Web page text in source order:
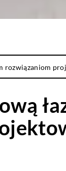
rozwiązaniom